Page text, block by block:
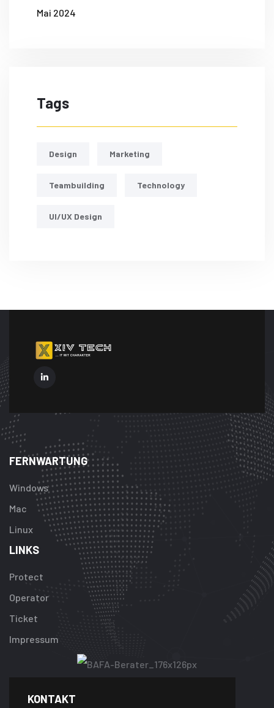
Mai 2024
Tags
Design Marketing
Teambuilding Technology
UI/UX Design
FERNWARTUNG
Windows
Mac
Linux
LINKS
Protect
Operator
Ticket
Impressum
KONTAKT